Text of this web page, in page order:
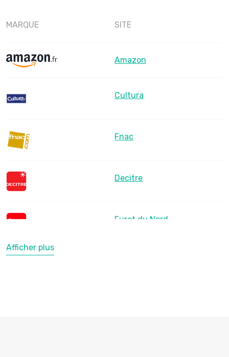
MARQUE SITE
Amazon
Cultura
Fnac
Decitre
Furet du Nord
Afficher plus